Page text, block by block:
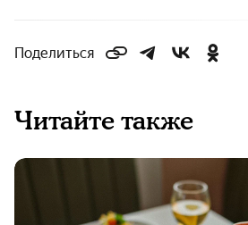
Поделиться
Читайте также